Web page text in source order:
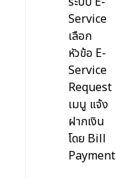
Service
เลือก
หัวข้อ E-
Service
Request
เมนู แจ้ง
ฝากเงิน
โดย Bill
Payment